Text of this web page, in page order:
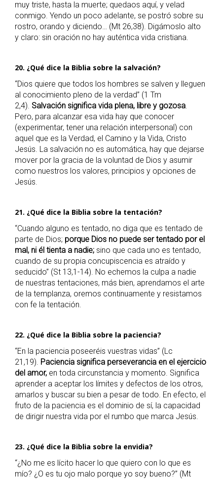
muy triste, hasta la muerte; quedaos aquí, y velad
conmigo. Yendo un poco adelante, se postró sobre su
rostro, orando y diciendo… (Mt 26,38). Digámoslo alto
y claro: sin oración no hay auténtica vida cristiana.
20. ¿Qué dice la Biblia sobre la salvación?
“Dios quiere que todos los hombres se salven y lleguen
al conocimiento pleno de la verdad” (1 Tm
2,4). Salvación significa vida plena, libre y gozosa.
Pero, para alcanzar esa vida hay que conocer
(experimentar, tener una relación interpersonal) con
aquel que es la Verdad, el Camino y la Vida, Cristo
Jesús. La salvación no es automática, hay que dejarse
mover por la gracia de la voluntad de Dios y asumir
como nuestros los valores, principios y opciones de
Jesús.
21. ¿Qué dice la Biblia sobre la tentación?
“Cuando alguno es tentado, no diga que es tentado de
parte de Dios; porque Dios no puede ser tentado por el
mal, ni él tienta a nadie; sino que cada uno es tentado,
cuando de su propia concupiscencia es atraído y
seducido” (St 13,1-14). No echemos la culpa a nadie
de nuestras tentaciones, más bien, aprendamos el arte
de la templanza, oremos continuamente y resistamos
con fe la tentación.
22. ¿Qué dice la Biblia sobre la paciencia?
“En la paciencia poseeréis vuestras vidas” (Lc
21,19). Paciencia significa perseverancia en el ejercicio
del amor, en toda circunstancia y momento. Significa
aprender a aceptar los límites y defectos de los otros,
amarlos y buscar su bien a pesar de todo. En efecto, el
fruto de la paciencia es el dominio de sí, la capacidad
de dirigir nuestra vida por el rumbo que marca Jesús.
23. ¿Qué dice la Biblia sobre la envidia?
“¿No me es lícito hacer lo que quiero con lo que es
mío? ¿O es tu ojo malo porque yo soy bueno?” (Mt